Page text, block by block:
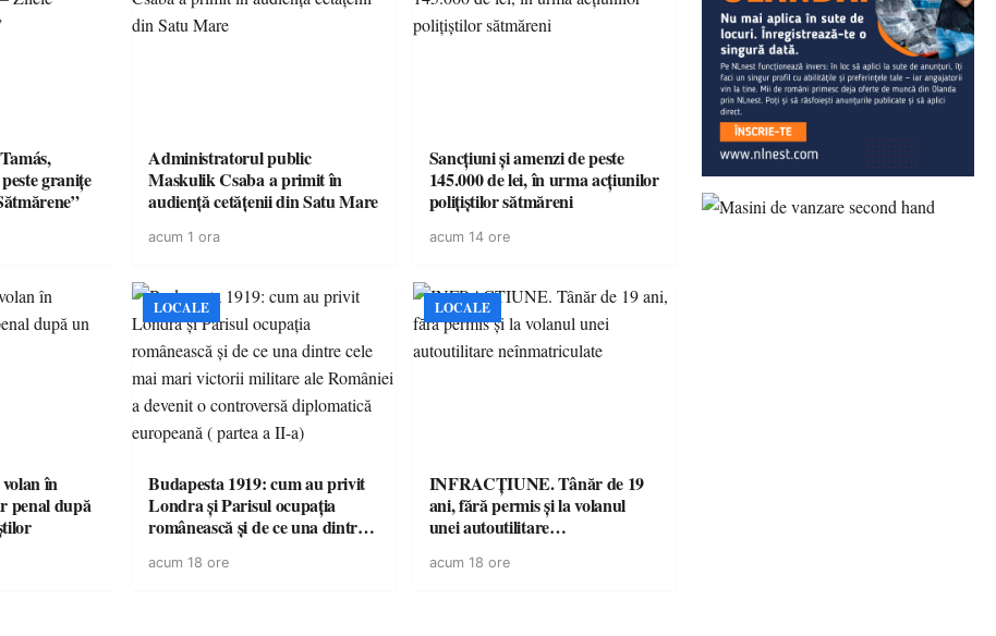
granițe
Administratorul public
Maskulik Csaba a primit în
audiență cetățenii din Satu Mare
acum 1 ora
Sancțiuni și amenzi de peste
145.000 de lei, în urma acțiunilor
polițiștilor sătmăreni
acum 14 ore
în
penal după
LOCALE
Budapesta 1919: cum au privit
Londra și Parisul ocupația
românească și de ce una dintre
României a devenit o
acum 18 ore
LOCALE
INFRACȚIUNE. Tânăr de 19
ani, fără permis și la volanul
unei autoutilitare
acum 18 ore